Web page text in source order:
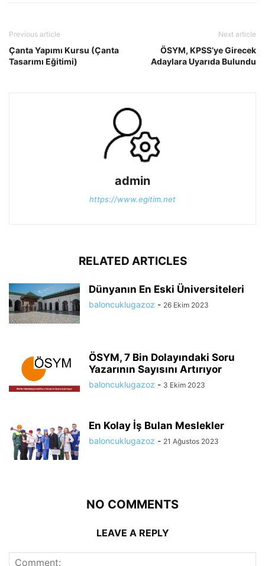
Previous article
Çanta Yapımı Kursu (Çanta
Tasarımı Eğitimi)
Next article
ÖSYM, KPSS’ye Girecek
Adaylara Uyarıda Bulundu
admin
https://www.egitim.net
RELATED ARTICLES
Dünyanın En Eski Üniversiteleri
baloncuklugazoz - 26 Ekim 2023
ÖSYM, 7 Bin Dolayındaki Soru
Yazarının Sayısını Artırıyor
baloncuklugazoz - 3 Ekim 2023
En Kolay İş Bulan Meslekler
baloncuklugazoz - 21 Ağustos 2023
NO COMMENTS
LEAVE A REPLY